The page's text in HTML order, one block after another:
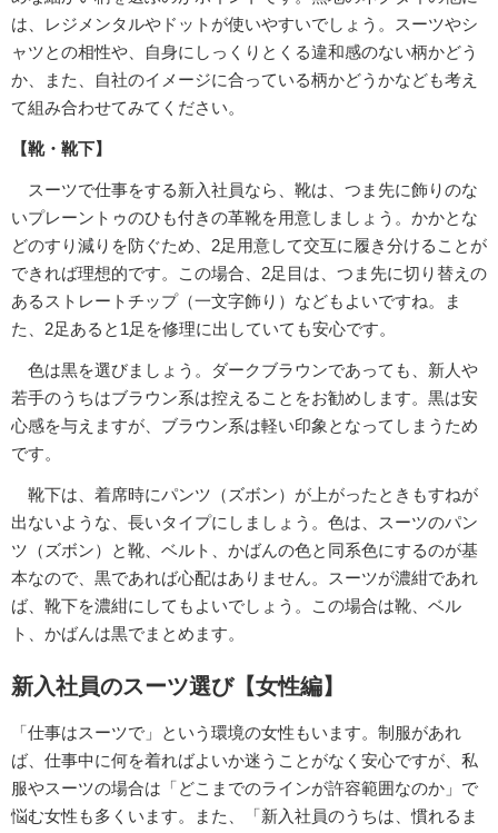
は、レジメンタルやドットが使いやすいでしょう。スーツやシ
ャツとの相性や、自身にしっくりとくる違和感のない柄かどう
か、また、自社のイメージに合っている柄かどうかなども考え
て組み合わせてみてください。
【靴・靴下】
スーツで仕事をする新入社員なら、靴は、つま先に飾りのな
いプレーントゥのひも付きの革靴を用意しましょう。かかとな
どのすり減りを防ぐため、2足用意して交互に履き分けることが
できれば理想的です。この場合、2足目は、つま先に切り替えの
あるストレートチップ（一文字飾り）などもよいですね。ま
た、2足あると1足を修理に出していても安心です。
色は黒を選びましょう。ダークブラウンであっても、新人や
若手のうちはブラウン系は控えることをお勧めします。黒は安
心感を与えますが、ブラウン系は軽い印象となってしまうため
です。
靴下は、着席時にパンツ（ズボン）が上がったときもすねが
出ないような、長いタイプにしましょう。色は、スーツのパン
ツ（ズボン）と靴、ベルト、かばんの色と同系色にするのが基
本なので、黒であれば心配はありません。スーツが濃紺であれ
ば、靴下を濃紺にしてもよいでしょう。この場合は靴、ベル
ト、かばんは黒でまとめます。
新入社員のスーツ選び【女性編】
「仕事はスーツで」という環境の女性もいます。制服があれ
ば、仕事中に何を着ればよいか迷うことがなく安心ですが、私
服やスーツの場合は「どこまでのラインが許容範囲なのか」で
悩む女性も多くいます。また、「新入社員のうちは、慣れるま